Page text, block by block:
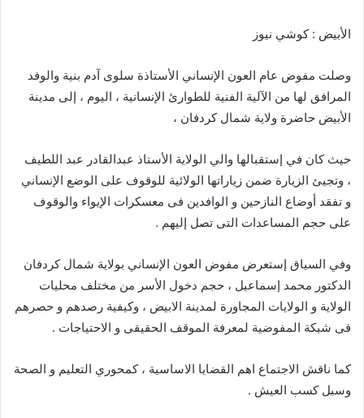
ي
الأبيض : كوشي نيوز
وصلت مفوض عام العون الإنساني الأستاذة سلوى آدم بنية والوفد
المرافق لها من الآلية الفنية للطوارئ الإنسانية ، اليوم ، إلى مدينة
الأبيض حاضرة ولاية شمال كردفان ،
حيث كان في إستقبالها والي الولاية الأستاذ عبدالقادر عبد اللطيف
، وتجيئ الزيارة ضمن زياراتها الولائية للوقوف على الوضع الإنساني
و تفقد أوضاع النازحين و الوافدين فى معسكرات الإيواء والوقوف
على حجم المساعدات التى تصل إليهم .
وفي السياق إستعرض مفوض العون الإنساني بولاية شمال كردفان
الدكتور محمد إسماعيل ، حجم دخول الأسر من مختلف محليات
الولاية و الولايات المجاورة لمدينة الابيض ، وكيفية رصدهم و حصرهم
فى شبكة المفوضية لمعرفة الموقف الحقيقى و الاحتياجات .
كما ناقش الاجتماع اهم القضايا الاساسية ، كمحوري التعليم و الصحة
وسبل كسب العيش .